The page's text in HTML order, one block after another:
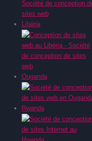
Libéria
Ouganda
Rwanda